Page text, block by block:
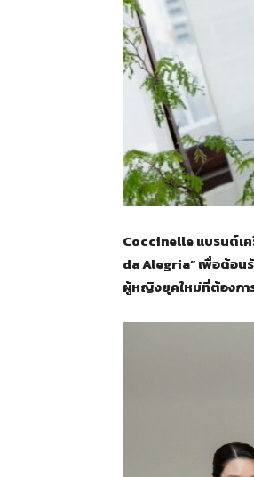
Coccinelle แบรนด์เ
da Alegria” เพื่อต้อน
ผู้หญิงยุคใหม่ที่ต้องกา